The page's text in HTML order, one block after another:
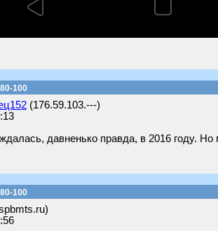
100
(176.59.103.---)
давненько правда, в 2016 году. Но
100